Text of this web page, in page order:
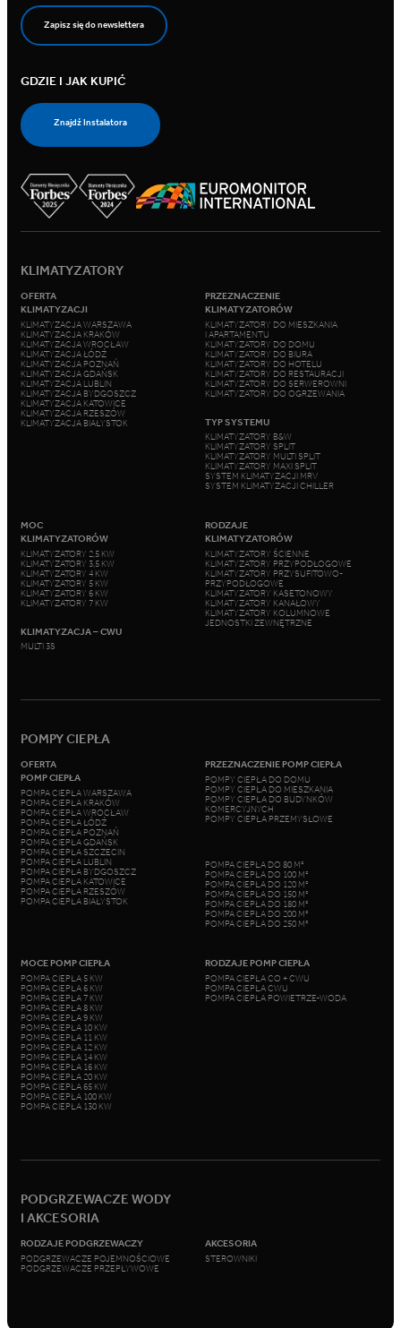
Zapisz się do newslettera
GDZIE I JAK KUPIĆ
Znajdź Instalatora
KLIMATYZATORY
OFERTA
KLIMATYZACJI
KLIMATYZACJA WARSZAWA
KLIMATYZACJA KRAKÓW
KLIMATYZACJA WROCŁAW
KLIMATYZACJA ŁÓDŹ
KLIMATYZACJA POZNAŃ
KLIMATYZACJA GDAŃSK
KLIMATYZACJA LUBLIN
KLIMATYZACJA BYDGOSZCZ
KLIMATYZACJA KATOWICE
KLIMATYZACJA RZESZÓW
KLIMATYZACJA BIAŁYSTOK
PRZEZNACZENIE
KLIMATYZATORÓW
KLIMATYZATORY DO MIESZKANIA
I APARTAMENTU
KLIMATYZATORY DO DOMU
KLIMATYZATORY DO BIURA
KLIMATYZATORY DO HOTELU
KLIMATYZATORY DO RESTAURACJI
KLIMATYZATORY DO SERWEROWNI
KLIMATYZATORY DO OGRZEWANIA
TYP SYSTEMU
KLIMATYZATORY B&W
KLIMATYZATORY SPLIT
KLIMATYZATORY MULTI SPLIT
KLIMATYZATORY MAXI SPLIT
SYSTEM KLIMATYZACJI MRV
SYSTEM KLIMATYZACJI CHILLER
MOC
KLIMATYZATORÓW
KLIMATYZATORY 2,5 KW
KLIMATYZATORY 3,5 KW
KLIMATYZATORY 4 KW
KLIMATYZATORY 5 KW
KLIMATYZATORY 6 KW
KLIMATYZATORY 7 KW
KLIMATYZACJA – CWU
MULTI 3S
RODZAJE
KLIMATYZATORÓW
KLIMATYZATORY ŚCIENNE
KLIMATYZATORY PRZYPODŁOGOWE
KLIMATYZATORY PRZYSUFITOWO-
PRZYPODŁOGOWE
KLIMATYZATORY KASETONOWY
KLIMATYZATORY KANAŁOWY
KLIMATYZATORY KOLUMNOWE
JEDNOSTKI ZEWNĘTRZNE
POMPY CIEPŁA
OFERTA
POMP CIEPŁA
POMPA CIEPŁA WARSZAWA
POMPA CIEPŁA KRAKÓW
POMPA CIEPŁA WROCŁAW
POMPA CIEPŁA ŁÓDŹ
POMPA CIEPŁA POZNAŃ
POMPA CIEPŁA GDAŃSK
POMPA CIEPŁA SZCZECIN
POMPA CIEPŁA LUBLIN
POMPA CIEPŁA BYDGOSZCZ
POMPA CIEPŁA KATOWICE
POMPA CIEPŁA RZESZÓW
POMPA CIEPŁA BIAŁYSTOK
PRZEZNACZENIE POMP CIEPŁA
POMPY CIEPŁA DO DOMU
POMPY CIEPŁA DO MIESZKANIA
POMPY CIEPŁA DO BUDYNKÓW
KOMERCYJNYCH
POMPY CIEPŁA PRZEMYSŁOWE
POMPA CIEPŁA DO 80 M²
POMPA CIEPŁA DO 100 M²
POMPA CIEPŁA DO 120 M²
POMPA CIEPŁA DO 150 M²
POMPA CIEPŁA DO 180 M²
POMPA CIEPŁA DO 200 M²
POMPA CIEPŁA DO 250 M²
MOCE POMP CIEPŁA
POMPA CIEPŁA 5 KW
POMPA CIEPŁA 6 KW
POMPA CIEPŁA 7 KW
POMPA CIEPŁA 8 KW
POMPA CIEPŁA 9 KW
POMPA CIEPŁA 10 KW
POMPA CIEPŁA 11 KW
POMPA CIEPŁA 12 KW
POMPA CIEPŁA 14 KW
POMPA CIEPŁA 16 KW
POMPA CIEPŁA 20 KW
POMPA CIEPŁA 65 KW
POMPA CIEPŁA 100 KW
POMPA CIEPŁA 130 KW
RODZAJE POMP CIEPŁA
POMPA CIEPŁA CO + CWU
POMPA CIEPŁA CWU
POMPA CIEPŁA POWIETRZE-WODA
PODGRZEWACZE WODY
I AKCESORIA
RODZAJE PODGRZEWACZY
PODGRZEWACZE POJEMNOŚCIOWE
PODGRZEWACZE PRZEPŁYWOWE
AKCESORIA
STEROWNIKI